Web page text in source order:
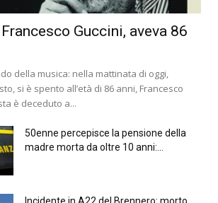
Francesco Guccini, aveva 86
della musica: nella mattinata di oggi,
si è spento all’età di 86 anni, Francesco
è deceduto a...
50enne percepisce la pensione della
madre morta da oltre 10 anni:...
Incidente in A22 del Brennero: morto